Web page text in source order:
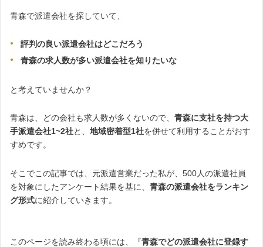
青森で派遣会社を探していて、
評判の良い派遣会社はどこだろう
青森の求人数が多い派遣会社を知りたいな
と考えていませんか？
青森は、どの会社も求人数が多くないので、 青森に支社を持つ大
手派遣会社1~2社と、 地域密着型1社を併せて利用することがおす
すめです。
そこでこの記事では、元派遣営業だった私が、500人の派遣社員
を対象にしたアンケート結果を基に、 青森の派遣会社をランキン
グ形式に紹介していきます。
このページを読み終わる頃には、『青森でどの派遣会社に登録す